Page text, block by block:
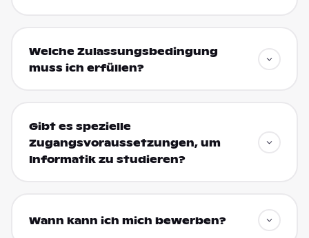
Welche Zulassungsbedingung
muss ich erfüllen?
Gibt es spezielle
Zugangsvoraussetzungen, um
Informatik zu studieren?
Wann kann ich mich bewerben?